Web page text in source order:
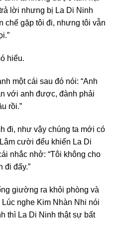
lời nhưng bị La Di Ninh
chế gặp tôi đi, nhưng tôi vẫn
hiểu.
một cái sau đó nói: “Anh
với anh được, đành phải
rồi.”
đi, như vậy chúng ta mới có
cười đểu khiến La Di
nhắc nhở: “Tôi không cho
đi đấy.”
giường ra khỏi phòng và
nghe Kim Nhàn Nhi nói
thì La Di Ninh thật sự bất